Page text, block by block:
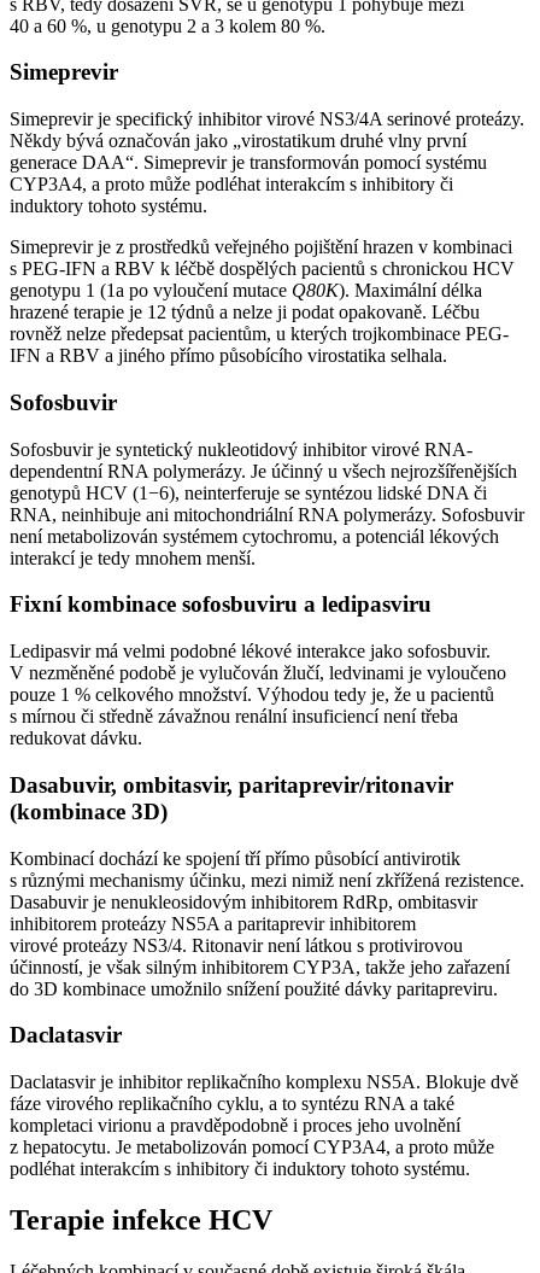
40 a 60 %, u genotypu 2 a 3 kolem 80 %.
Simeprevir
Simeprevir je specifický inhibitor virové NS3/4A serinové proteázy.
Někdy bývá označován jako „virostatikum druhé vlny první
generace DAA“. Simeprevir je transformován pomocí systému
CYP3A4, a proto může podléhat interakcím s inhibitory či
induktory tohoto systému.
Simeprevir je z prostředků veřejného pojištění hrazen v kombinaci
s PEG-IFN a RBV k léčbě dospělých pacientů s chronickou HCV
genotypu 1 (1a po vyloučení mutace Q80K). Maximální délka
hrazené terapie je 12 týdnů a nelze ji podat opakovaně. Léčbu
rovněž nelze předepsat pacientům, u kterých trojkombinace PEG-
IFN a RBV a jiného přímo působícího virostatika selhala.
Sofosbuvir
Sofosbuvir je syntetický nukleotidový inhibitor virové RNA-
dependentní RNA polymerázy. Je účinný u všech nejrozšířenějších
genotypů HCV (1−6), neinterferuje se syntézou lidské DNA či
RNA, neinhibuje ani mitochondriální RNA polymerázy. Sofosbuvir
není metabolizován systémem cytochromu, a potenciál lékových
interakcí je tedy mnohem menší.
Fixní kombinace sofosbuviru a ledipasviru
Ledipasvir má velmi podobné lékové interakce jako sofosbuvir.
V nezměněné podobě je vylučován žlučí, ledvinami je vyloučeno
pouze 1 % celkového množství. Výhodou tedy je, že u pacientů
s mírnou či středně závažnou renální insuficiencí není třeba
redukovat dávku.
Dasabuvir, ombitasvir, paritaprevir/ritonavir
(kombinace 3D)
Kombinací dochází ke spojení tří přímo působící antivirotik
s různými mechanismy účinku, mezi nimiž není zkřížená rezistence.
Dasabuvir je nenukleosidovým inhibitorem RdRp, ombitasvir
inhibitorem proteázy NS5A a paritaprevir inhibitorem
virové proteázy NS3/4. Ritonavir není látkou s protivirovou
účinností, je však silným inhibitorem CYP3A, takže jeho zařazení
do 3D kombinace umožnilo snížení použité dávky paritapreviru.
Daclatasvir
Daclatasvir je inhibitor replikačního komplexu NS5A. Blokuje dvě
fáze virového replikačního cyklu, a to syntézu RNA a také
kompletaci virionu a pravděpodobně i proces jeho uvolnění
z hepatocytu. Je metabolizován pomocí CYP3A4, a proto může
podléhat interakcím s inhibitory či induktory tohoto systému.
Terapie infekce HCV